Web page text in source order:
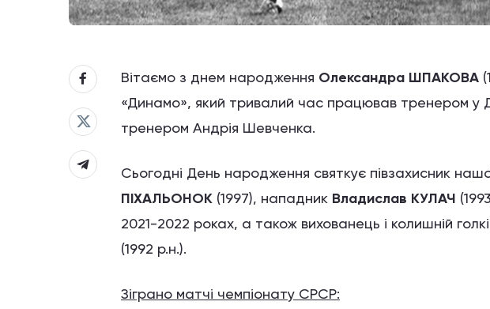
Вітаємо з днем народження Олександра ШПАКОВА
«Динамо», який тривалий час працював тренером
тренером Андрія Шевченка.
Сьогодні День народження святкує півзахисник
ПІХАЛЬОНОК (1997), нападник Владислав КУЛАЧ
2021-2022 роках, а також вихованець і колишній
(1992 р.н.).
Зіграно матчі чемпіонату СРСР: